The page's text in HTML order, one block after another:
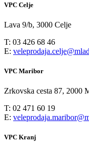
VPC Celje
Lava 9/b, 3000 Celje
T: 03 426 68 46
E:
VPC Maribor
Zrkovska cesta 87, 2000
T: 02 471 60 19
E:
VPC Kranj